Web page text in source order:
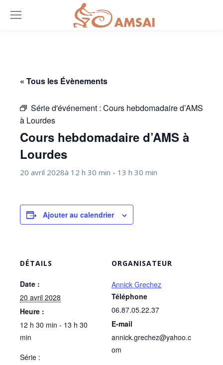
« Tous les Évènements
Série d'événement : Cours hebdomadaire d’AMS
à Lourdes
Cours hebdomadaire d’AMS à
Lourdes
20 avril 2028à 12 h 30 min - 13 h 30 min
Ajouter au calendrier
DÉTAILS
Date :
20 avril 2028
Heure :
12 h 30 min - 13 h 30
min
Série :
ORGANISATEUR
Annick Grechez
Téléphone
06.87.05.22.37
E-mail
annick.grechez@yahoo.c
om